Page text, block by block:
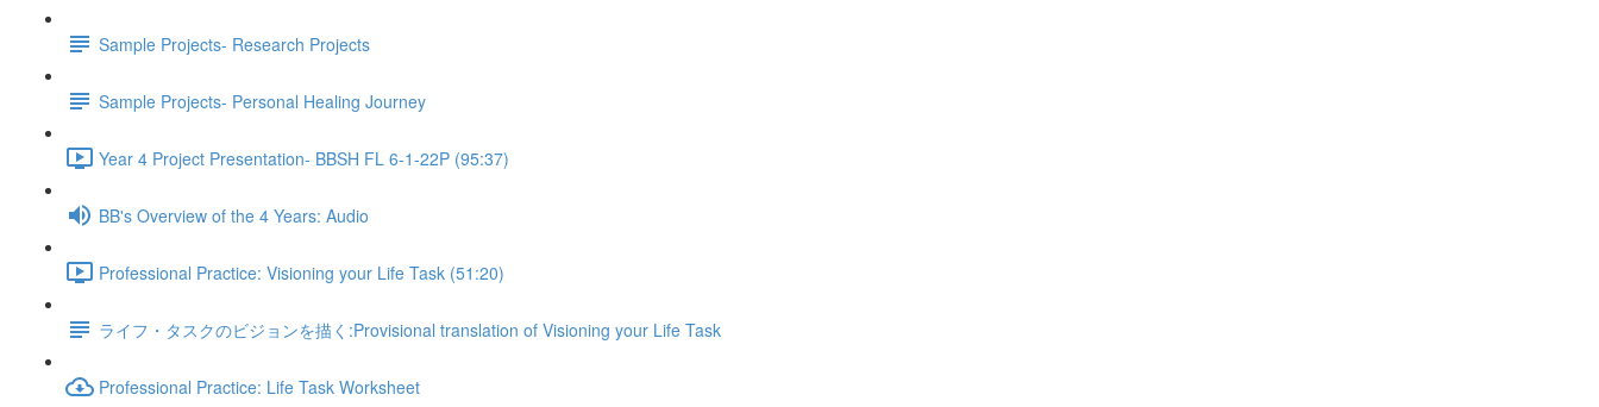
Sample Projects- Research Projects
Sample Projects- Personal Healing Journey
Year 4 Project Presentation- BBSH FL 6-1-22P (95:37)
BB's Overview of the 4 Years: Audio
Professional Practice: Visioning your Life Task (51:20)
ライフ・タスクのビジョンを描く:Provisional translation of Visioning your Life Task
Professional Practice: Life Task Worksheet